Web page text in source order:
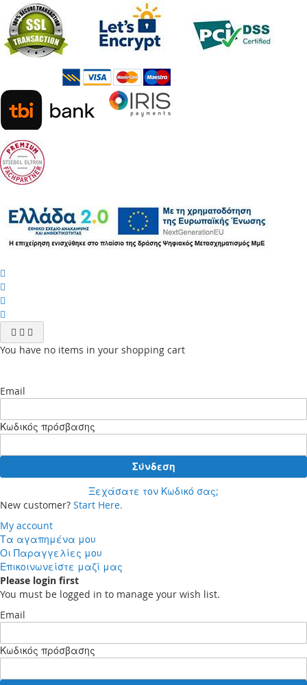
You have no items in your shopping cart
Email
Κωδικός πρόσβασης
Σύνδεση
Ξεχάσατε τον Κωδικό σας;
New customer? Start Here.
My account
Τα αγαπημένα μου
Οι Παραγγελίες μου
Επικοινωνείστε μαζί μας
Please login first
You must be logged in to manage your wish list.
Email
Κωδικός πρόσβασης